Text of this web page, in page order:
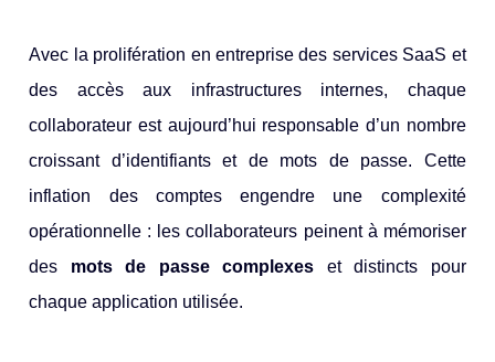
Avec la prolifération en entreprise des services SaaS et
des accès aux infrastructures internes, chaque
collaborateur est aujourd’hui responsable d’un nombre
croissant d’identifiants et de mots de passe. Cette
inflation des comptes engendre une complexité
opérationnelle : les collaborateurs peinent à mémoriser
des mots de passe complexes et distincts pour
chaque application utilisée.